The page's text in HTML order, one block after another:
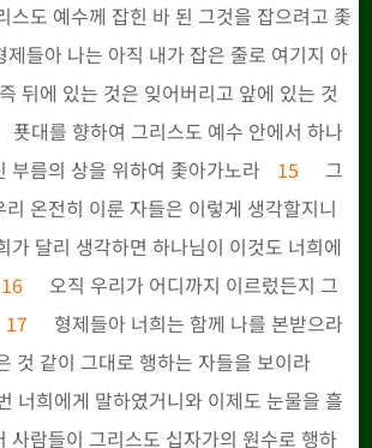
스도 예수께 잡힌 바 된 그것을 잡으려고 좇
제들아 나는 아직 내가 잡은 줄로 여기지 아
뒤에 있는 것은 잊어버리고 앞에 있는 것
푯대를 향하여 그리스도 예수 안에서 하나
부름의 상을 위하여 좇아가노라
15
그
온전히 이룬 자들은 이렇게 생각할지니
가 달리 생각하면 하나님이 이것도 너희에
16
오직 우리가 어디까지 이르렀든지 그
17
형제들아 너희는 함께 나를 본받으라
것 같이 그대로 행하는 자들을 보이라
너희에게 말하였거니와 이제도 눈물을 흘
사람들이 그리스도 십자가의 원수로 행하